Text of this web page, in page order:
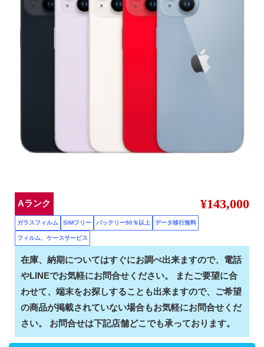
Aランク ¥143,000
ガラスフィルム SIMフリー バッテリー90％以上 データ移行無料
フィルム、ケースサービス
在庫、納期についてはすぐにお調べ出来ますので、電話
やLINEでお気軽にお問合せください。 またご要望に合
わせて、端末をお探しすることも出来ますので、ご希望
の商品が掲載されていない場合もお気軽にお問合せくだ
さい。 お問合せは下記店舗どこでも承っております。